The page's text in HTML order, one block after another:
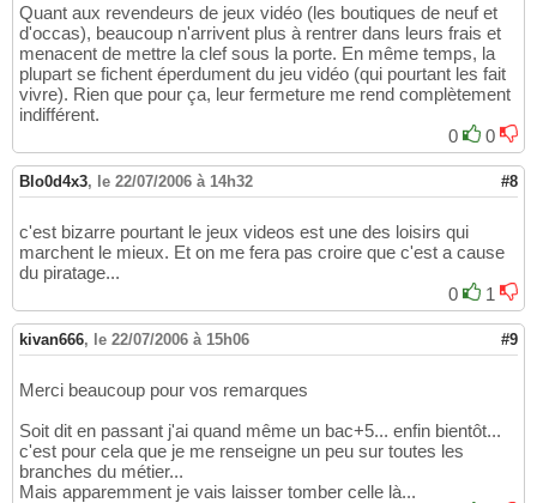
Quant aux revendeurs de jeux vidéo (les boutiques de neuf et
d'occas), beaucoup n'arrivent plus à rentrer dans leurs frais et
menacent de mettre la clef sous la porte. En même temps, la
plupart se fichent éperdument du jeu vidéo (qui pourtant les fait
vivre). Rien que pour ça, leur fermeture me rend complètement
indifférent.
0
0
Blo0d4x3, le 22/07/2006 à 14h32 #8
c'est bizarre pourtant le jeux videos est une des loisirs qui
marchent le mieux. Et on me fera pas croire que c'est a cause
du piratage...
0
1
kivan666, le 22/07/2006 à 15h06 #9
Merci beaucoup pour vos remarques
Soit dit en passant j'ai quand même un bac+5... enfin bientôt...
c'est pour cela que je me renseigne un peu sur toutes les
branches du métier...
Mais apparemment je vais laisser tomber celle là...